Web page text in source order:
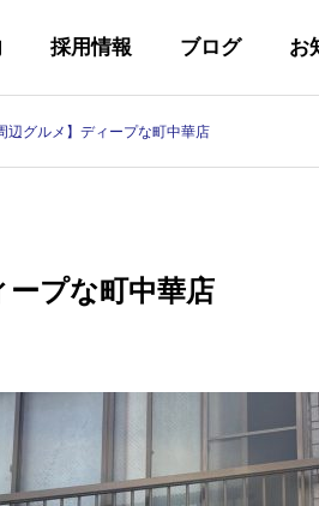
採用情報 ブログ お
業理念
PHILOSOPHY
辺グルメ】ディープな町中華店
ープな町中華店